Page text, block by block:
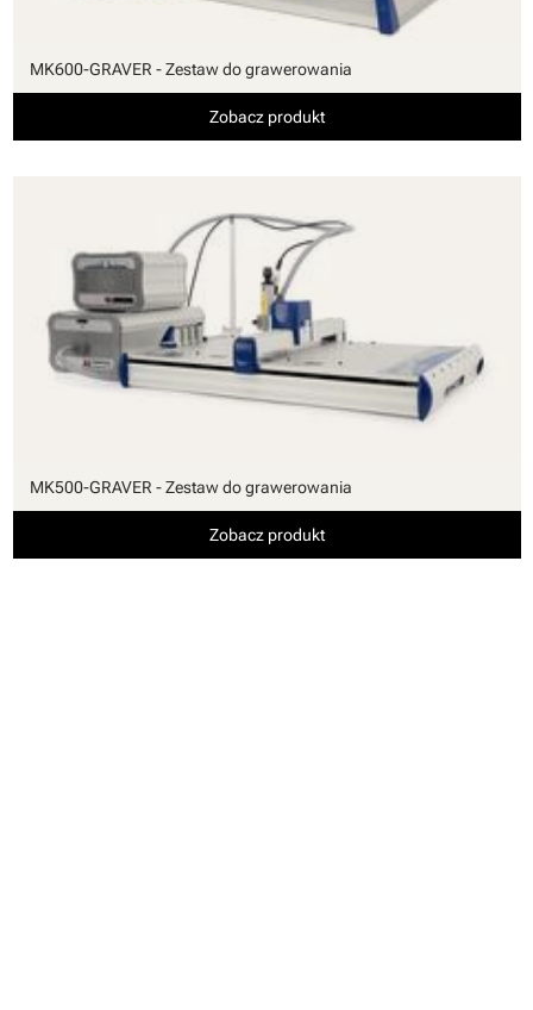
MK600-GRAVER - Zestaw do grawerowania
Zobacz produkt
MK500-GRAVER - Zestaw do grawerowania
Zobacz produkt